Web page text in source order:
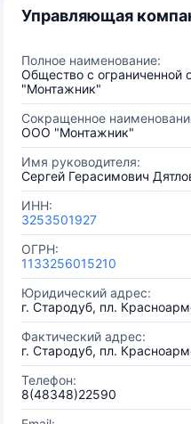
Управляющая
Полное наименование:
Общество с ограниченной
"Монтажник"
Сокращенное
ООО "Монтажник"
Имя руководителя:
Сергей Герасимович
ИНН:
3253501927
ОГРН:
1133256015210
Юридический адрес:
г. Стародуб, пл.
Фактический адрес:
г. Стародуб, пл.
Телефон:
8(48348)22590